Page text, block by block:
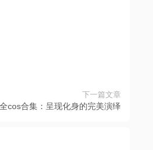
下一篇文章
cos合集：呈现化身的完美演绎